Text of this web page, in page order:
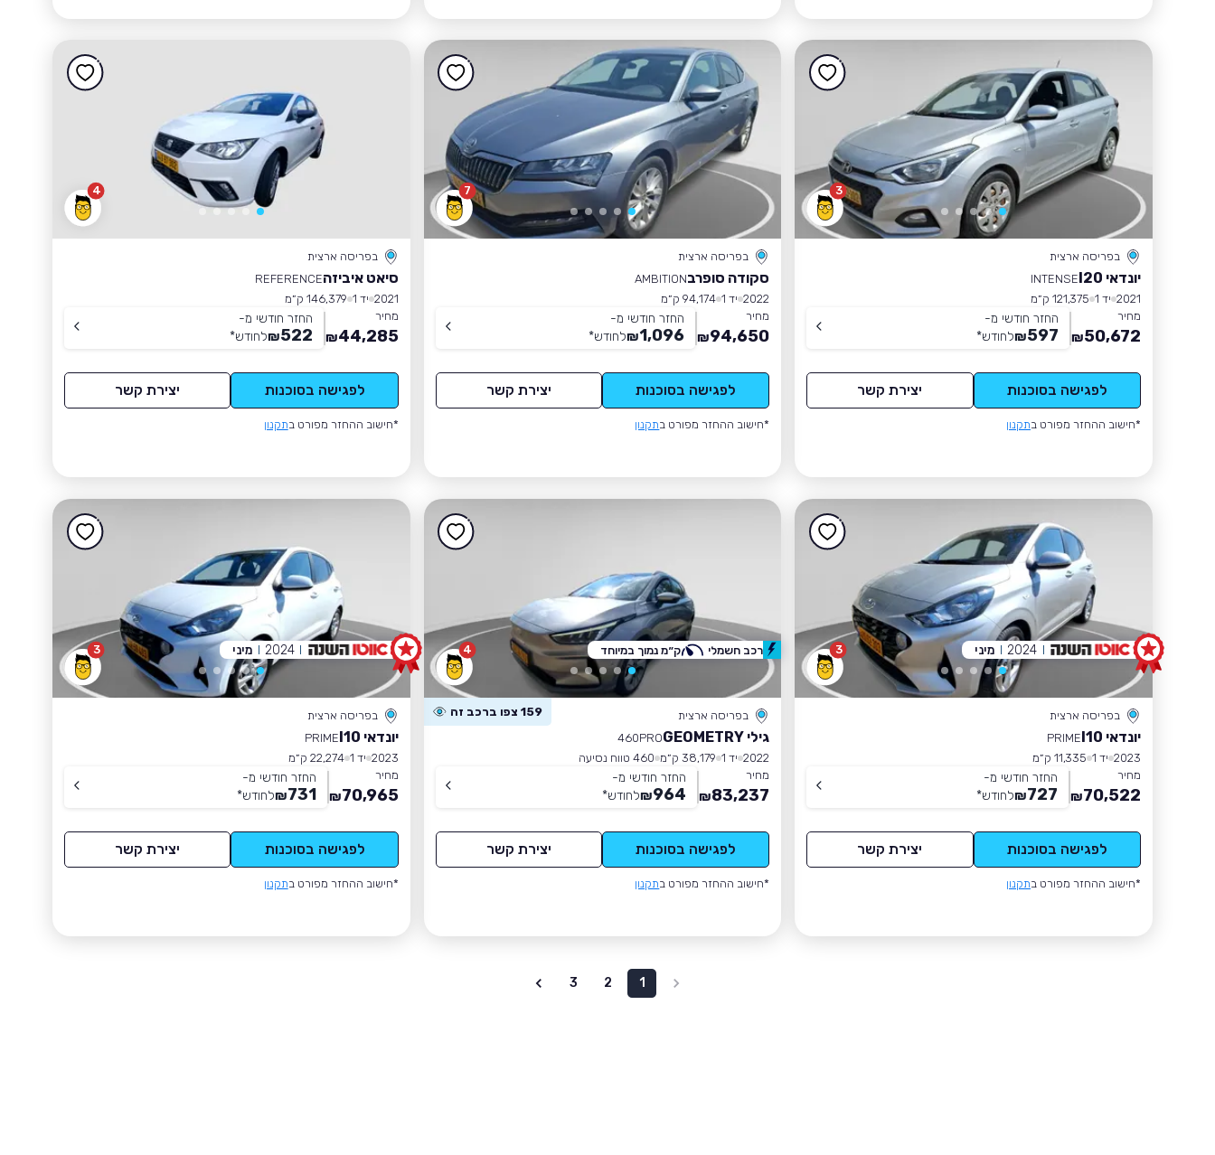
3
בפריסה ארצית
יונדאי I20
INTENSE
2021 יד 1
121,375 ק״מ
מחיר
50,672
₪
החזר חודשי מ-
597
₪לחודש*
לפגישה בסוכנות יצירת קשר
*חישוב ההחזר מפורט בתקנון
7
בפריסה ארצית
סקודה סופרבAMBITION
2022 יד 1
94,174 ק״מ
מחיר
94,650
₪
החזר חודשי מ-
1,096
₪לחודש*
לפגישה בסוכנות יצירת קשר
*חישוב ההחזר מפורט בתקנון
4
בפריסה ארצית
סיאט איביזהREFERENCE
2021 יד 1
146,379 ק״מ
מחיר
44,285
₪
החזר חודשי מ-
522
₪לחודש*
לפגישה בסוכנות יצירת קשר
*חישוב ההחזר מפורט בתקנון
3
בפריסה ארצית
יונדאי I10
PRIME
2023 יד 1
11,335 ק״מ
מחיר
70,522
₪
החזר חודשי מ-
727
₪לחודש*
לפגישה בסוכנות יצירת קשר
*חישוב ההחזר מפורט בתקנון
2024 מיני 4
בפריסה ארצית 159 צפו ברכב זה
גילי GEOMETRY
460PRO
2022 יד 1 38,179 ק״מ
460 טווח נסיעה
מחיר
83,237
₪
החזר חודשי מ-
964
₪לחודש*
לפגישה בסוכנות יצירת קשר
*חישוב ההחזר מפורט בתקנון
רכב חשמלי ק״מ נמוך במיוחד 3
בפריסה ארצית
יונדאי I10
PRIME
2023 יד 1
22,274 ק״מ
מחיר
70,965
₪
החזר חודשי מ-
731
₪לחודש*
לפגישה בסוכנות יצירת קשר
*חישוב ההחזר מפורט בתקנון
2024 מיני
1
2
3